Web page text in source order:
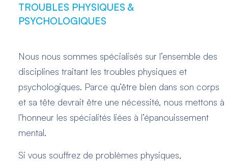
TROUBLES PHYSIQUES &
PSYCHOLOGIQUES
Nous nous sommes spécialisés sur l’ensemble des
disciplines traitant les troubles physiques et
psychologiques. Parce qu’être bien dans son corps
et sa tête devrait être une nécessité, nous mettons à
l’honneur les spécialités liées à l’épanouissement
mental.
Si vous souffrez de problèmes physiques,